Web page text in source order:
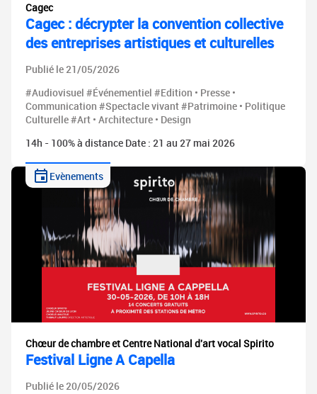
Cagec
Cagec : décrypter la convention collective
des entreprises artistiques et culturelles
Publié le 21/05/2026
#Audiovisuel #Événementiel #Edition • Presse •
Communication #Spectacle vivant #Patrimoine • Politique
Culturelle #Art • Architecture • Design
14h - 100% à distance Date : 21 au 27 mai 2026
Evènements
Chœur de chambre et Centre National d'art vocal Spirito
Festival Ligne A Capella
Publié le 20/05/2026